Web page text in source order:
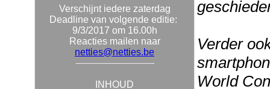
Verschijnt iedere zaterdag
Deadline van volgende editie:
9/3/2017 om 16.00h
Reacties mailen naar
netties@netties.be
INHOUD
Verder
World